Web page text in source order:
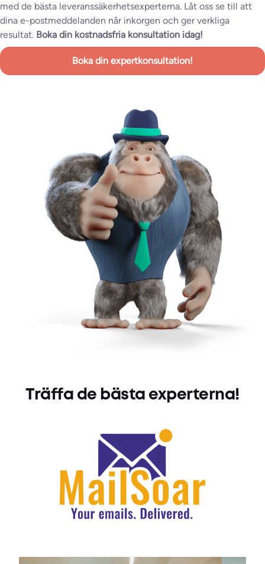
med de bästa leveranssäkerhetsexperterna. Låt oss se till att
dina e-postmeddelanden når inkorgen och ger verkliga
resultat. Boka din kostnadsfria konsultation idag!
Boka din expertkonsultation!
Träffa de bästa experterna!